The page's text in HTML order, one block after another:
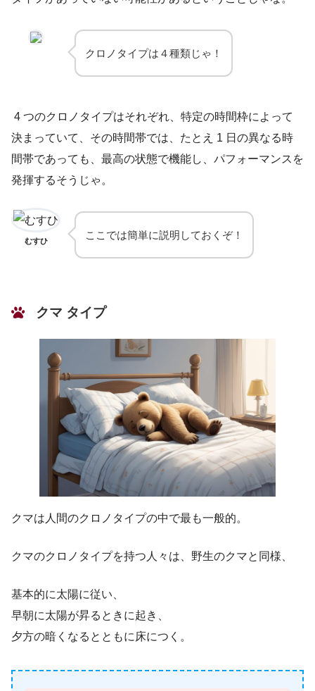
クロノタイプは４種類じゃ！
4 つのクロノタイプはそれぞれ、特定の時間枠によって
決まっていて、その時間帯では、たとえ 1 日の異なる時
間帯であっても、最高の状態で機能し、パフォーマンスを
発揮するそうじゃ。
むすひ ここでは簡単に説明しておくぞ！
クマ タイプ
クマは人間のクロノタイプの中で最も一般的。
クマのクロノタイプを持つ人々は、野生のクマと同様、
基本的に太陽に従い、
早朝に太陽が昇るときに起き、
夕方の暗くなるとともに床につく。